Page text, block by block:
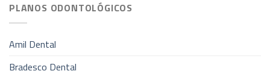
PLANOS ODONTOLÓGICOS
Amil Dental
Bradesco Dental